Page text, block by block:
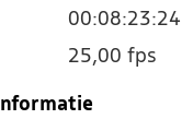
00:08:23:24
25,00 fps